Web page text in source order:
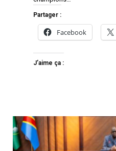
Partager :
Facebook
J’aime ça :